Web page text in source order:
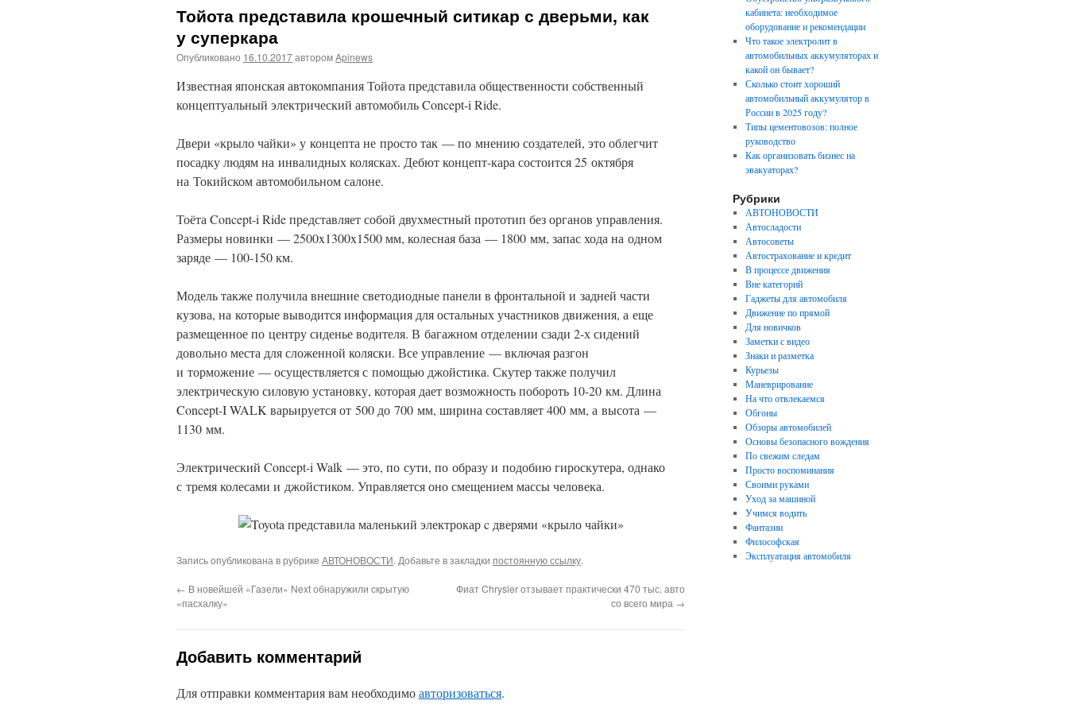
Тойота представила крошечный ситикар с дверьми, как
у суперкара
Опубликовано 16.10.2017авторомApinews
Известная японская автокомпания Тойота представила общественности собственный
концептуальный электрический автомобиль Concept-i Ride.
Двери «крыло чайки» у концепта не просто так — по мнению создателей, это облегчит
посадку людям на инвалидных колясках. Дебют концепт-кара состоится 25 октября
на Токийском автомобильном салоне.
Тоёта Concept-i Ride представляет собой двухместный прототип без органов управления.
Размеры новинки — 2500x1300x1500 мм, колесная база — 1800 мм, запас хода на одном
заряде — 100-150 км.
Модель также получила внешние светодиодные панели в фронтальной и задней части
кузова, на которые выводится информация для остальных участников движения, а еще
размещенное по центру сиденье водителя. В багажном отделении сзади 2-х сидений
довольно места для сложенной коляски. Все управление — включая разгон
и торможение — осуществляется с помощью джойстика. Скутер также получил
электрическую силовую установку, которая дает возможность побороть 10-20 км. Длина
Concept-I WALK варьируется от 500 до 700 мм, ширина составляет 400 мм, а высота —
1130 мм.
Электрический Concept-i Walk — это, по сути, по образу и подобию гироскутера, однако
с тремя колесами и джойстиком. Управляется оно смещением массы человека.
Запись опубликована в рубрике АВТОНОВОСТИ. Добавьте в закладки постоянную ссылку.
← В новейшей «Газели» Next обнаружили скрытую
«пасхалку»
Фиат Chrysler отзывает практически 470 тыс. авто
со всего мира →
Добавить комментарий
Для отправки комментария вам необходимоавторизоваться.
кабинета: необходимое
оборудование и рекомендации
Что такое электролит в
автомобильных аккумуляторах и
какой он бывает?
Сколько стоит хороший
автомобильный аккумулятор в
России в 2025 году?
Типы цементовозов: полное
руководство
Как организовать бизнес на
эвакуаторах?
Рубрики
АВТОНОВОСТИ
Автосладости
Автосоветы
Автострахование и кредит
В процессе движения
Вне категорий
Гаджеты для автомобиля
Движение по прямой
Для новичков
Заметки с видео
Знаки и разметка
Курьезы
Маневрирование
На что отвлекаемся
Обгоны
Обзоры автомобилей
Основы безопасного вождения
По свежим следам
Просто воспоминания
Своими руками
Уход за машиной
Учимся водить
Фантазии
Философская
Эксплуатация автомобиля